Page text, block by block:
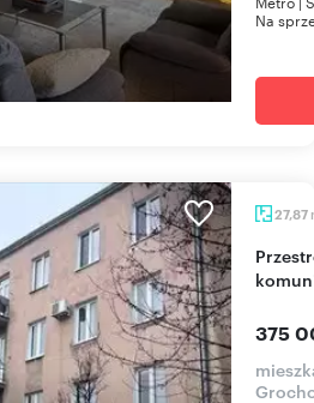
Na
27,87
Przestronne 1 pokój do własnej aranżacji, blisko
375